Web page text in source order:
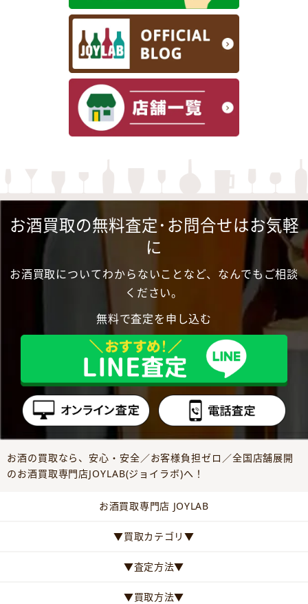
お酒買取の無料査定･お問合せはお気軽
に
お酒買取についてわからないことなど、なんでもご相談
ください。
無料で査定を申し込む
お酒の買取なら、安心・安全／お客様負担ゼロ／全国店舗展開
のお酒買取専門店JOYLAB(ジョイラボ)へ！
お酒買取専門店 JOYLAB
▼買取カテゴリ▼
▼査定方法▼
▼買取方法▼